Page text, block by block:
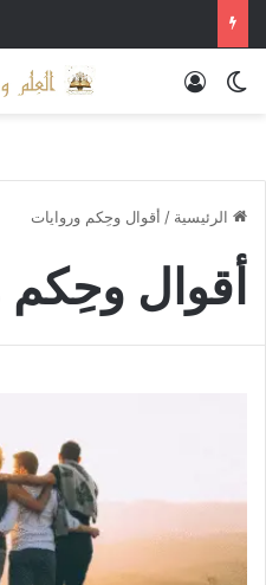
الوضع المظلمتسجيل الدخول
الرئيسية / أقوال وحِكم وروايات
أقوال وحِكم